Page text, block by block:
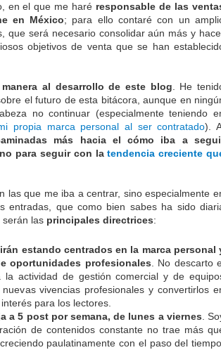
en el que me haré responsable de las
en México; para ello contaré con un
que será necesario consolidar aún más y
objetivos de venta que se han
al desarrollo de este blog . He
el futuro de esta bitácora, aunque en
no continuar (especialmente teniendo
propia marca personal al ser contratado).
más hacia el cómo iba a
para seguir con latendencia creciente
las que me iba a centrar, sino especialmente
entradas, que como bien sabes ha sido
serán las principales directrices:
estando centrados en la marca personal
oportunidades profesionales . No descarto
actividad de gestión comercial y de
vivencias profesionales y convertirlos
para los lectores.
a 5 post por semana, de lunes a viernes .
de contenidos constante no trae más
paulatinamente con el paso del tiempo.